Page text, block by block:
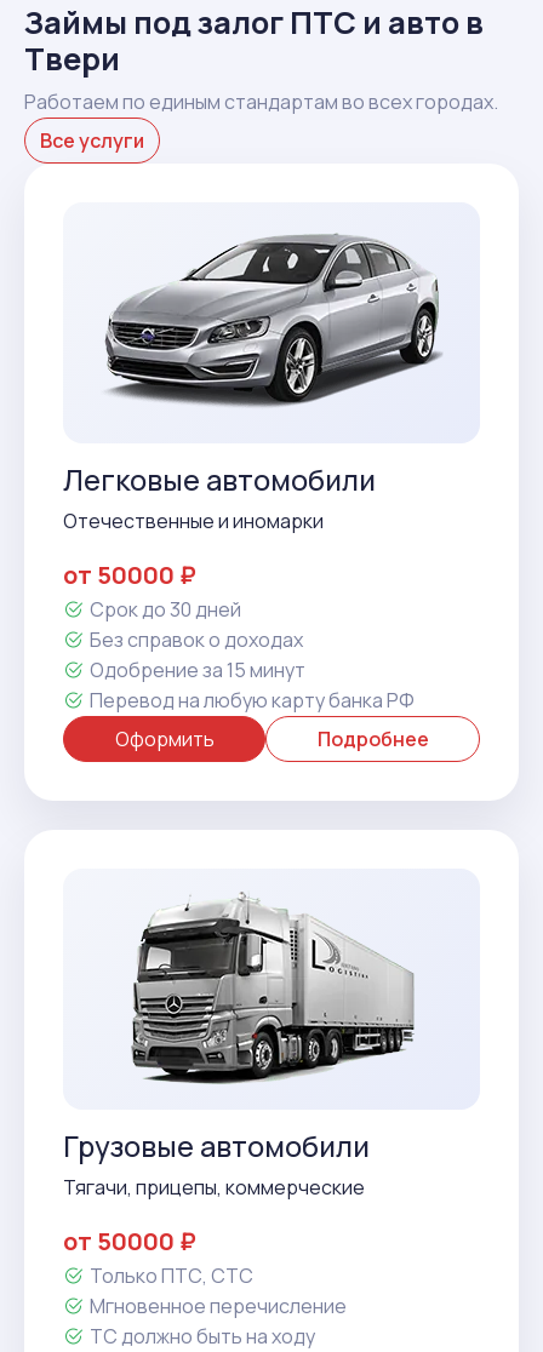
Займы под залог ПТС и авто в
Твери
Работаем по единым стандартам во всех городах.
Все услуги
Легковые автомобили
Отечественные и иномарки
от 50000 ₽
Срок до 30 дней
Без справок о доходах
Одобрение за 15 минут
Перевод на любую карту банка РФ
Оформить
Подробнее
Грузовые автомобили
Тягачи, прицепы, коммерческие
от 50000 ₽
Только ПТС, СТС
Мгновенное перечисление
ТС должно быть на ходу